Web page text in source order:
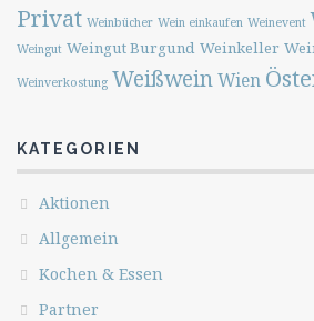
Privat Weinbücher Wein einkaufen Weinevent
Weingut Weingut Burgund Weinkeller
Weinverkostung WeißweinWien
KATEGORIEN
Aktionen
Allgemein
Kochen & Essen
Partner